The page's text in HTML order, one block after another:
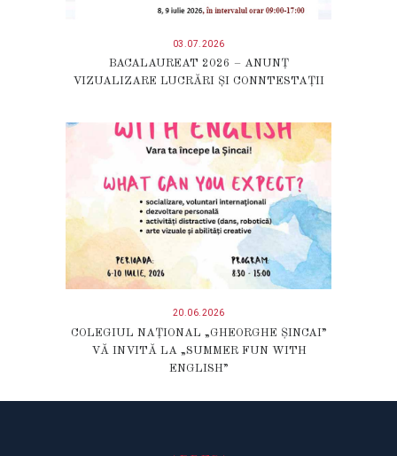
03.07.2026
BACALAUREAT 2026 – ANUNȚ
VIZUALIZARE LUCRĂRI ȘI CONNTESTAȚII
20.06.2026
COLEGIUL NAȚIONAL „GHEORGHE ṢINCAI”
VĂ INVITĂ LA „SUMMER FUN WITH
ENGLISH”